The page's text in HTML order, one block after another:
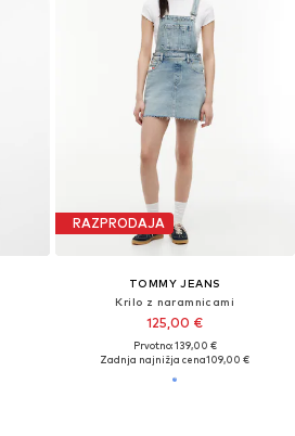
RAZPRODAJA
TOMMY JEANS
Krilo z naramnicami
125,00 €
Prvotno: 139,00 €
Zadnja najnižja cena109,00 €